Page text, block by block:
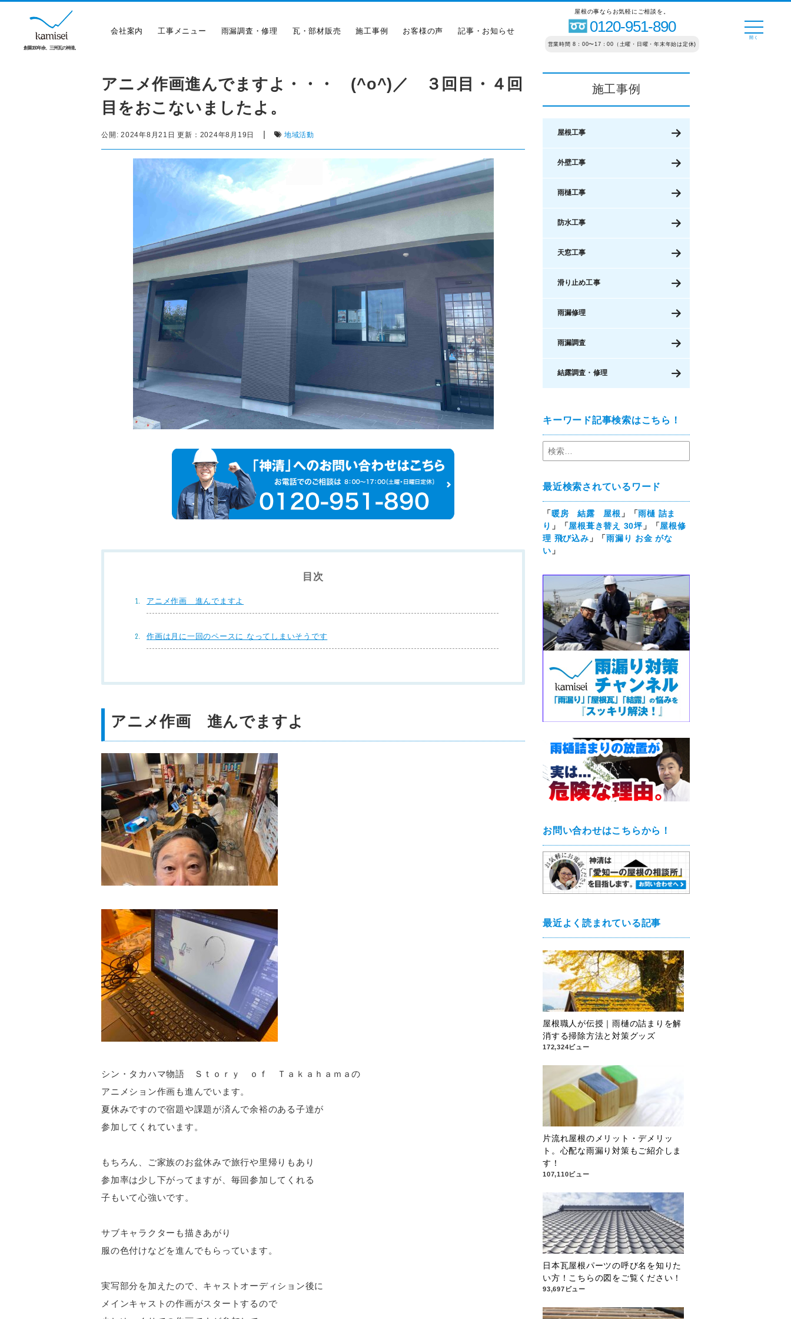
創業150年余、三州瓦の神清。
会社案内 工事メニュー 雨漏調査・修理 瓦・部材販売 施工事例 お客様の声 記事・お知らせ
屋根の事ならお気軽にご相談を。
0120-951-890
営業時間 8：00〜17：00（土曜・日曜・年末年始は定休)
アニメ作画進んでますよ・・・ (^o^)／ ３回目・４回
目をおこないましたよ。
公開: 2024年8月21日 更新： 2024年8月19日 | 地域活動
目次
アニメ作画 進んでますよ
作画は月に一回のペースに なってしまいそうです
アニメ作画 進んでますよ
シン・タカハマ物語 Ｓｔｏｒｙ ｏｆ Ｔａｋａｈａｍａの
アニメション作画も進んでいます。
夏休みですので宿題や課題が済んで余裕のある子達が
参加してくれています。
もちろん、ご家族のお盆休みで旅行や里帰りもあり
参加率は少し下がってますが、毎回参加してくれる
子もいて心強いです。
サブキャラクターも描きあがり
服の色付けなどを進んでもらっています。
実写部分を加えたので、キャストオーディション後に
メインキャストの作画がスタートするので
施工事例
屋根工事
外壁工事
雨樋工事
防水工事
天窓工事
滑り止め工事
雨漏修理
雨漏調査
結露調査・修理
キーワード記事検索はこちら！
最近検索されているワード
「暖房 結露 屋根 」「雨樋 詰ま
り 」「屋根葺き替え 30坪」「屋根修
理 飛び込み 」「雨漏り お金 がな
い 」
お問い合わせはこちらから！
最近よく読まれている記事
屋根職人が伝授｜雨樋の詰まりを解
消する掃除方法と対策グッズ
172,324ビュー
片流れ屋根のメリット・デメリッ
ト。心配な雨漏り対策もご紹介しま
す！
107,110ビュー
日本瓦屋根パーツの呼び名を知りた
い方！こちらの図をご覧ください！
93,697ビュー